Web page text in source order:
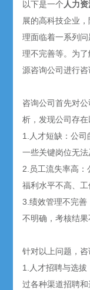
以下是一个人力
展的高科技企业
理面临着一系列
理不完善等。为
源咨询公司进行咨
咨询公司首先对
析，发现公司存在
1.人才短缺：公
一些关键岗位无法
2.员工流失率高：
福利水平不高、工
3.绩效管理不完善
不明确，考核结果
针对以上问题，咨
1.人才招聘与选拔
过各种渠道招聘和